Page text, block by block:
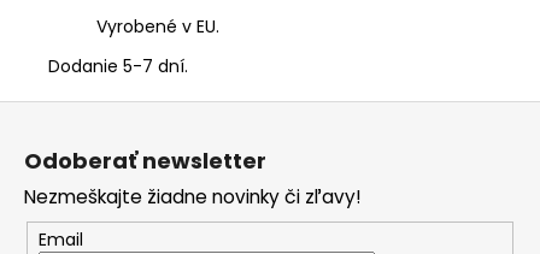
Vyrobené v EU.
Dodanie 5-7 dní.
Odoberať newsletter
Nezmeškajte žiadne novinky či zľavy!
Email